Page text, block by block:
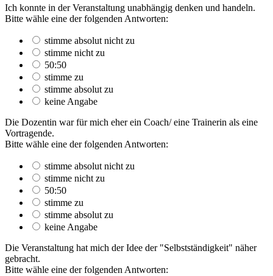
Ich konnte in der Veranstaltung unabhängig denken und handeln.
Bitte wähle eine der folgenden Antworten:
stimme absolut nicht zu
stimme nicht zu
50:50
stimme zu
stimme absolut zu
keine Angabe
Die Dozentin war für mich eher ein Coach/ eine Trainerin als eine
Vortragende.
Bitte wähle eine der folgenden Antworten:
stimme absolut nicht zu
stimme nicht zu
50:50
stimme zu
stimme absolut zu
keine Angabe
Die Veranstaltung hat mich der Idee der "Selbstständigkeit" näher
gebracht.
Bitte wähle eine der folgenden Antworten: